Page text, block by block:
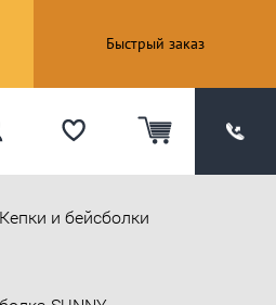
Быстрый заказ
Кепки и бейсболки